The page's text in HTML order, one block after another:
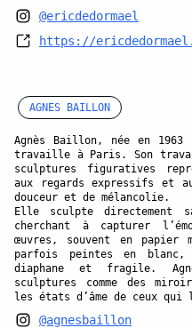
@ericdedormael
https://
AGNES BAILLON
Agnès Baillon, née en
travaille à Paris. Son
sculptures figuratives
aux regards expressifs et
douceur et de mélancolie.
Elle sculpte directement
cherchant à capturer
œuvres, souvent en papier
parfois peintes en blanc,
diaphane et fragile.
sculptures comme des
les états d’âme de ceux qui
@agnesbaillon